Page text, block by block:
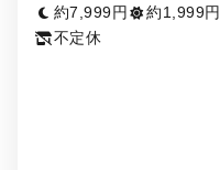
約7,999円
約1,999円
不定休